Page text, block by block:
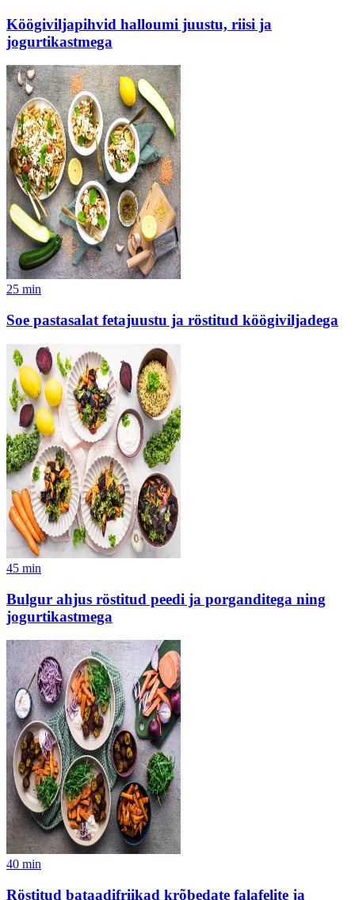
Köögiviljapihvid halloumi juustu, riisi ja
jogurtikastmega
25 min
Soe pastasalat fetajuustu ja röstitud köögiviljadega
45 min
Bulgur ahjus röstitud peedi ja porganditega ning
jogurtikastmega
40 min
Röstitud bataadifriikad krõbedate falafelite ja